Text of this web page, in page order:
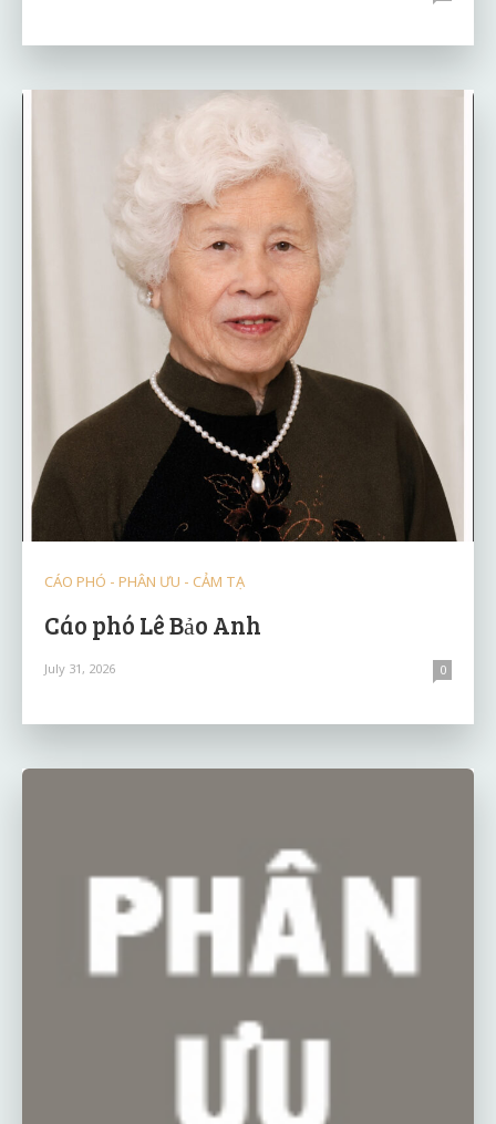
CÁO PHÓ - PHÂN ƯU - CẢM TẠ
Cáo phó Lê Bảo Anh
July 31, 2026 0